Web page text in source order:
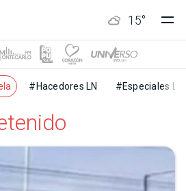
15°
#Hacedores LN #Especiales LN